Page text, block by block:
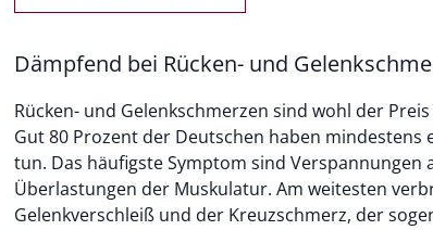
Dämpfend bei Rücken- und
Rücken- und Gelenkschmerzen sind wohl der
Gut 80 Prozent der Deutschen haben mindestens
tun. Das häufigste Symptom sind
Überlastungen der Muskulatur. Am weitesten
Gelenkverschleiß und der Kreuzschmerz, der